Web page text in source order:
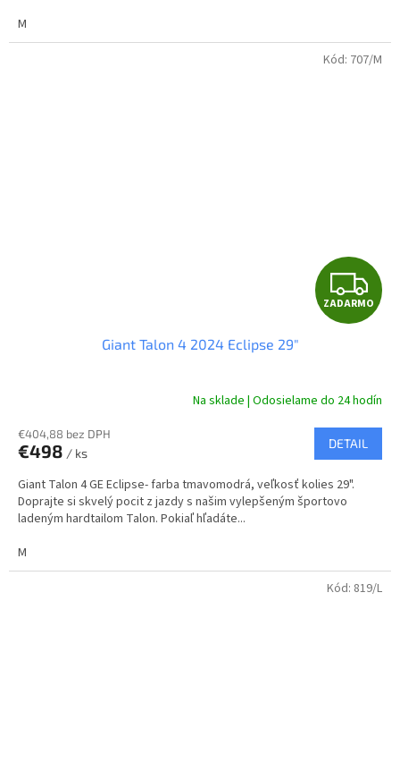
M
Z
A
A
R
M
ZADARMO
Giant Talon 4 2024 Eclipse 29"
Na sklade | Odosielame do 24 hodín
€404,88 bez DPH
€498 / ks
DETAIL
Giant Talon 4 GE Eclipse- farba tmavomodrá, veľkosť kolies 29".
Doprajte si skvelý pocit z jazdy s našim vylepšeným športovo
ladeným hardtailom Talon. Pokiaľ hľadáte...
M
Kód: 707/M
Kód: 819/L